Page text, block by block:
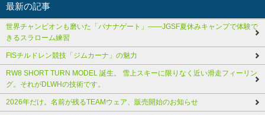
最新の記事
世界チャンピオンも磨いた「バナナゲート」――JGSF夏休みキャンプで体験で
きるスラローム練習
FISチルドレン競技「ジムカーナ」の魅力
RW8 SHORT TURN MODEL 誕生。 雪上スキーに限りなく近い滑走フィーリン
グ。それがDLWHの技術です。
2026年だけ。名前が残るTEAMウェア、販売開始のお知らせ